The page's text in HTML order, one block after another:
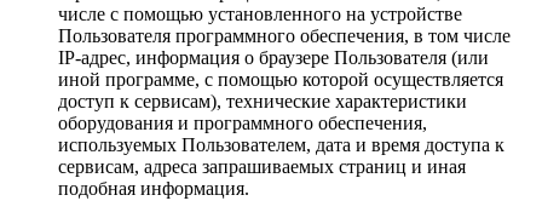
числе с помощью установленного на устройстве
Пользователя программного обеспечения, в том числе
IP-адрес, информация о браузере Пользователя (или
иной программе, с помощью которой осуществляется
доступ к сервисам), технические характеристики
оборудования и программного обеспечения,
используемых Пользователем, дата и время доступа к
сервисам, адреса запрашиваемых страниц и иная
подобная информация.